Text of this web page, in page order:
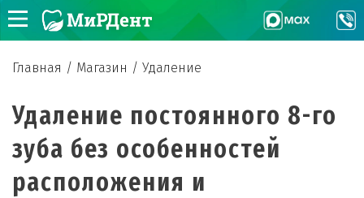
Главная / Магазин / Удаление
Удаление постоянного 8-го
зуба без особенностей
расположения и